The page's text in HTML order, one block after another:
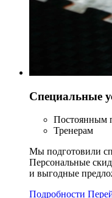
Специальные
Постоянным
Тренерам
Мы подготовили
Персональные
и выгодные
Подробности